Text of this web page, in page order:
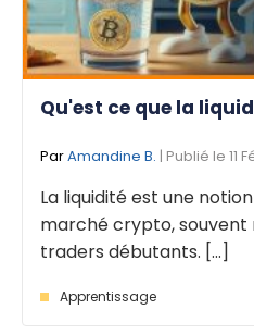
Qu'est ce que la
ParAmandine B. | Publié le 11
La liquidité est une
marché crypto, souvent
traders débutants. [...]
Apprentissage